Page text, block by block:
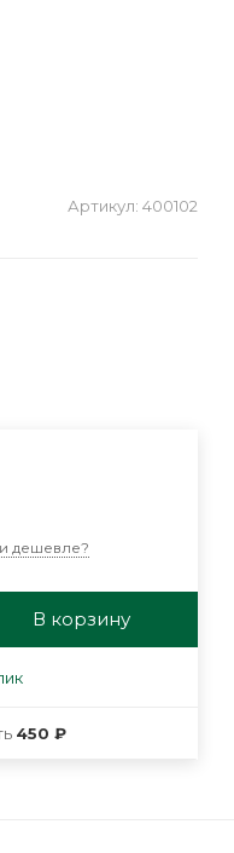
Артикул: 400102
дешевле?
В корзину
450 ₽